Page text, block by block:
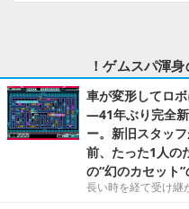
！ゲムスパ渾
車が変形してロ
―41年ぶり完全新
ー。新旧スタッ
前、たった1人の
の“幻のカセット
長い時を経て受け継